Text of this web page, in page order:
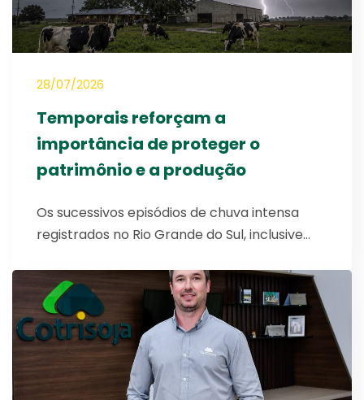
28/07/2026
Temporais reforçam a
importância de proteger o
patrimônio e a produção
Os sucessivos episódios de chuva intensa
registrados no Rio Grande do Sul, inclusive…